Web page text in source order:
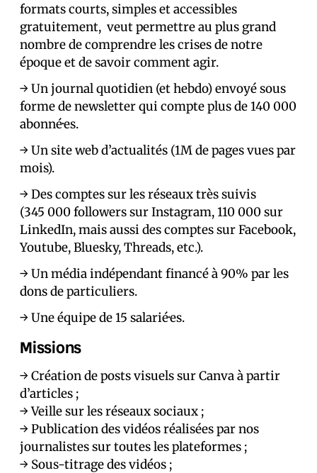
formats courts, simples et accessibles
gratuitement, veut permettre au plus grand
nombre de comprendre les crises de notre
époque et de savoir comment agir.
→ Un journal quotidien (et hebdo) envoyé sous
forme de newsletter qui compte plus de 140 000
abonné·es.
→ Un site web d’actualités (1M de pages vues par
mois).
→ Des comptes sur les réseaux très suivis
(345 000 followers sur Instagram, 110 000 sur
LinkedIn, mais aussi des comptes sur Facebook,
Youtube, Bluesky, Threads, etc.).
→ Un média indépendant financé à 90% par les
dons de particuliers.
→ Une équipe de 15 salarié·es.
Missions
→ Création de posts visuels sur Canva à partir
d’articles ;
→ Veille sur les réseaux sociaux ;
→ Publication des vidéos réalisées par nos
journalistes sur toutes les plateformes ;
→ Sous-titrage des vidéos ;